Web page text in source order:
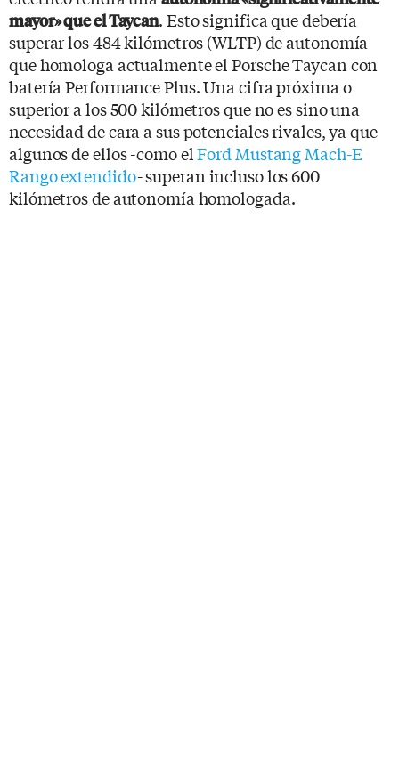
mayor» que el Taycan. Esto significa que debería
superar los 484 kilómetros (WLTP) de autonomía
que homologa actualmente el Porsche Taycan con
batería Performance Plus. Una cifra próxima o
superior a los 500 kilómetros que no es sino una
necesidad de cara a sus potenciales rivales, ya que
algunos de ellos -como elFord Mustang Mach-E
Rango extendido- superan incluso los 600
kilómetros de autonomía homologada.